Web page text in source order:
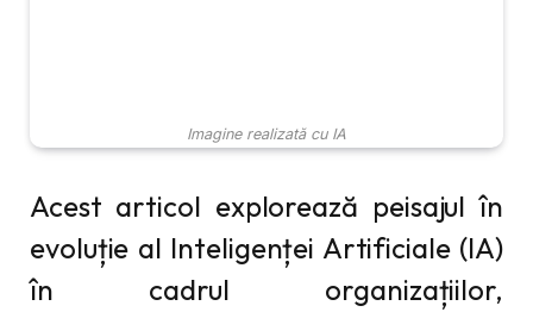
Imagine realizată cu IA
Acest articol explorează peisajul în
evoluție al Inteligenței Artificiale (IA)
în cadrul organizațiilor,